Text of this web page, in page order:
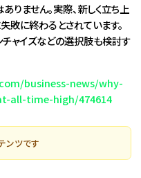
りません。実際、新しく立ち上
敗に終わるとされています。
ャイズなどの選択肢も検討す
business-news/why-
all-time-high/474614
ンツです